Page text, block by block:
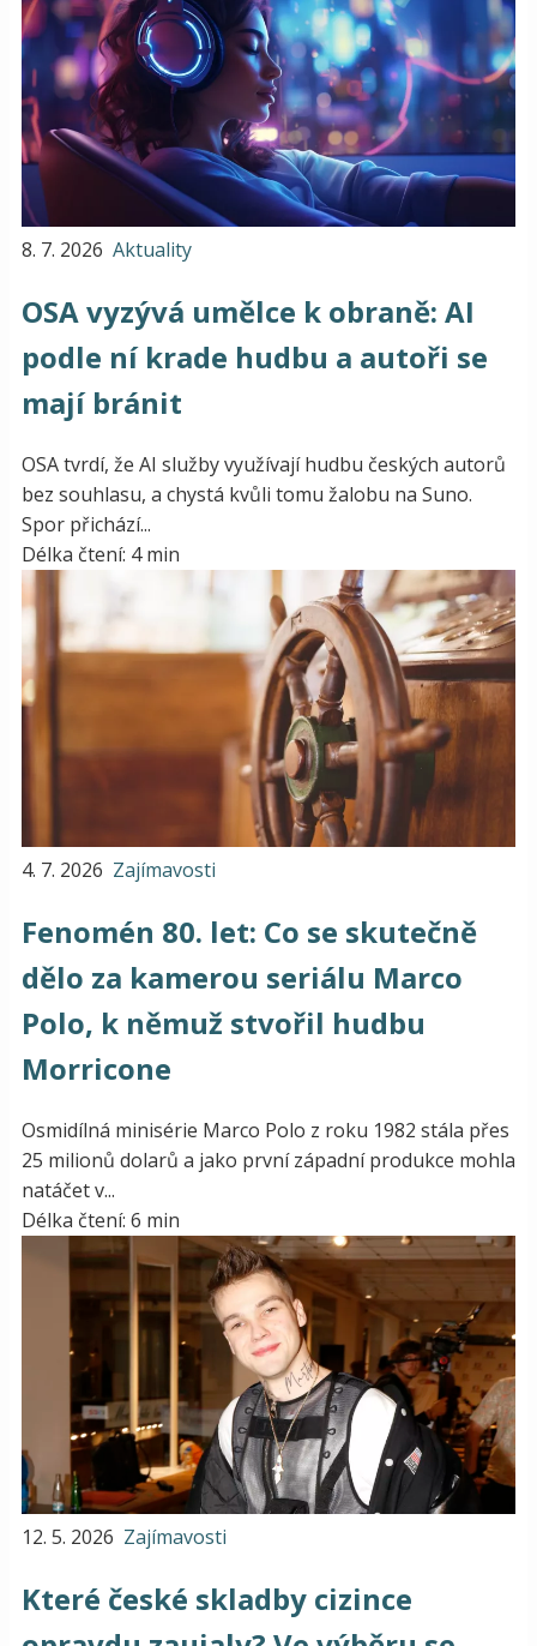
8. 7. 2026 Aktuality
OSA vyzývá umělce k obraně: AI
podle ní krade hudbu a autoři se
mají bránit
OSA tvrdí, že AI služby využívají hudbu českých autorů
bez souhlasu, a chystá kvůli tomu žalobu na Suno.
Spor přichází...
Délka čtení: 4 min
4. 7. 2026 Zajímavosti
Fenomén 80. let: Co se skutečně
dělo za kamerou seriálu Marco
Polo, k němuž stvořil hudbu
Morricone
Osmidílná minisérie Marco Polo z roku 1982 stála přes
25 milionů dolarů a jako první západní produkce mohla
natáčet v...
Délka čtení: 6 min
12. 5. 2026 Zajímavosti
Které české skladby cizince